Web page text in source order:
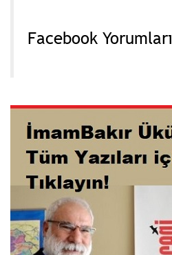
Facebook Yorumları